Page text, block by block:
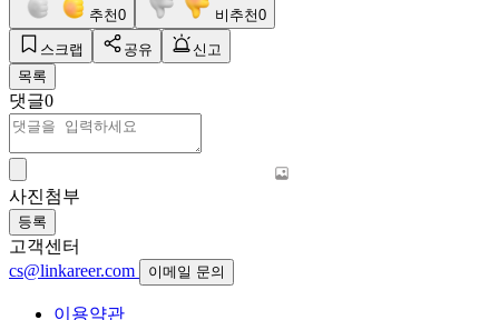
추천0 비추천0
스크랩 공유
신고
목록
댓글0
사진첨부
등록
고객센터
cs@linkareer.com
이메일 문의
이용약관